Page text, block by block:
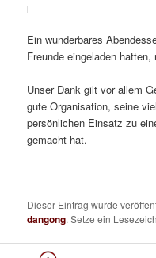
Ein wunderbares
Freunde eingeladen hatten,
Unser Dank gilt vor allem
gute Organisation, seine
persönlichen Einsatz zu
gemacht hat.
Dieser Eintrag wurde
dangong. Setze ein